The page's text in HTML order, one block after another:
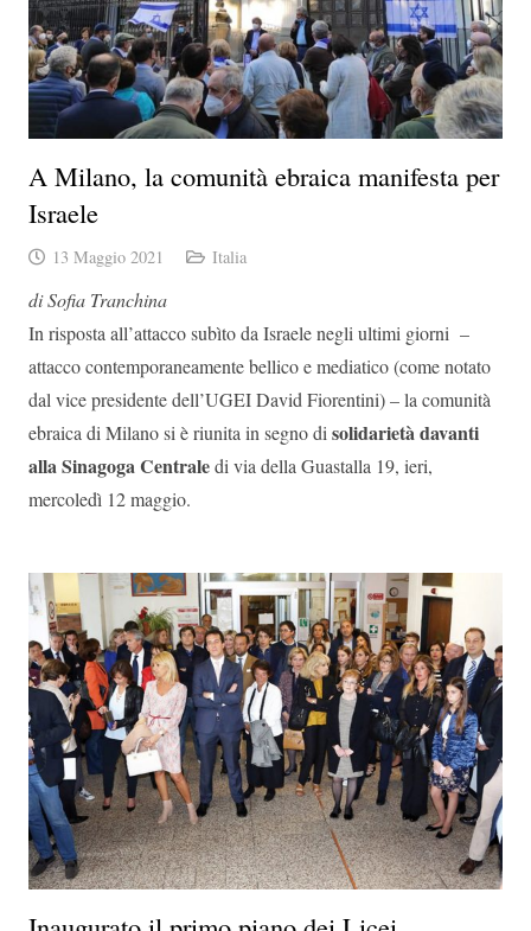
A Milano, la comunità ebraica manifesta per
Israele
13 Maggio 2021 Italia
di Sofia Tranchina
In risposta all’attacco subìto da Israele negli ultimi giorni –
attacco contemporaneamente bellico e mediatico (come notato
dal vice presidente dell’UGEI David Fiorentini) – la comunità
ebraica di Milano si è riunita in segno di solidarietà davanti
alla Sinagoga Centraledi via della Guastalla 19, ieri,
mercoledì 12 maggio.